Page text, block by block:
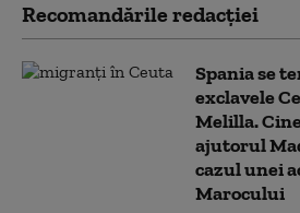
Recomandările redacţiei
Spania se
exclavele
Melilla.
ajutorul
cazul unei
Marocului